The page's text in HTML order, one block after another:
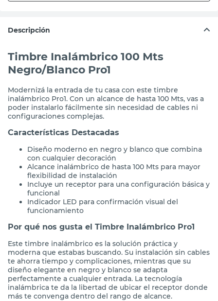
Descripción
Timbre Inalámbrico 100 Mts
Negro/Blanco Pro1
Modernizá la entrada de tu casa con este timbre
inalámbrico Pro1. Con un alcance de hasta 100 Mts, vas a
poder instalarlo fácilmente sin necesidad de cables ni
configuraciones complejas.
Características Destacadas
Diseño moderno en negro y blanco que combina
con cualquier decoración
Alcance inalámbrico de hasta 100 Mts para mayor
flexibilidad de instalación
Incluye un receptor para una configuración básica y
funcional
Indicador LED para confirmación visual del
funcionamiento
Por qué nos gusta el Timbre Inalámbrico Pro1
Este timbre inalámbrico es la solución práctica y
moderna que estabas buscando. Su instalación sin cables
te ahorra tiempo y complicaciones, mientras que su
diseño elegante en negro y blanco se adapta
perfectamente a cualquier entrada. La tecnología
inalámbrica te da la libertad de ubicar el receptor donde
más te convenga dentro del rango de alcance.